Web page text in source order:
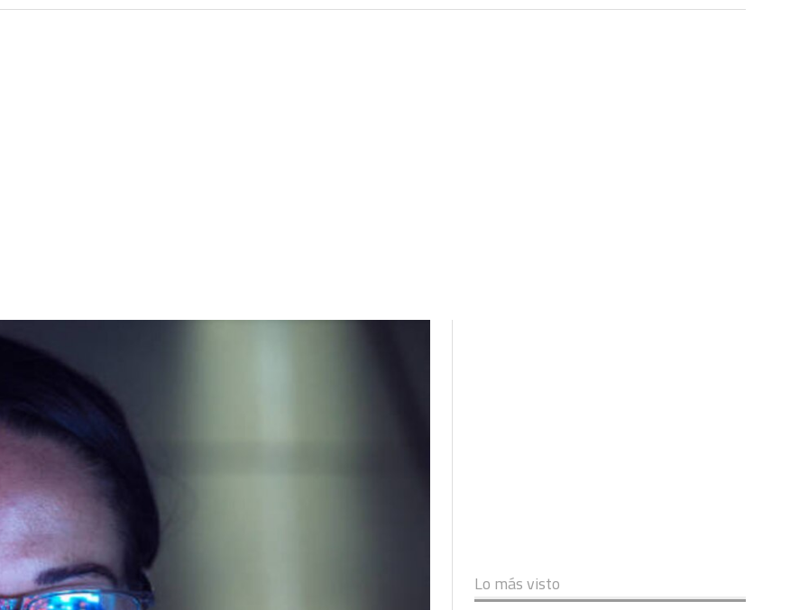
Lo más visto